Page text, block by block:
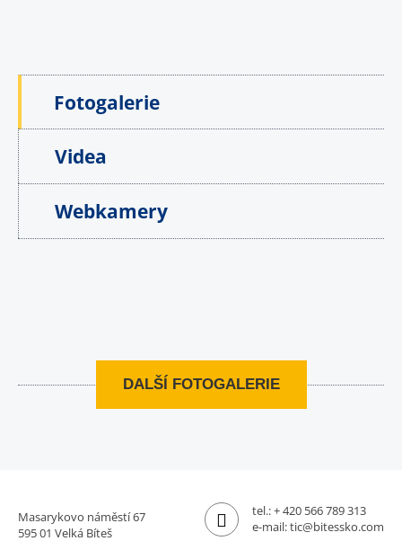
Fotogalerie
Videa
Webkamery
DALŠÍ FOTOGALERIE
Masarykovo náměstí 67
595 01 Velká Bíteš
tel.:+ 420 566 789 313
e-mail:tic@bitessko.com